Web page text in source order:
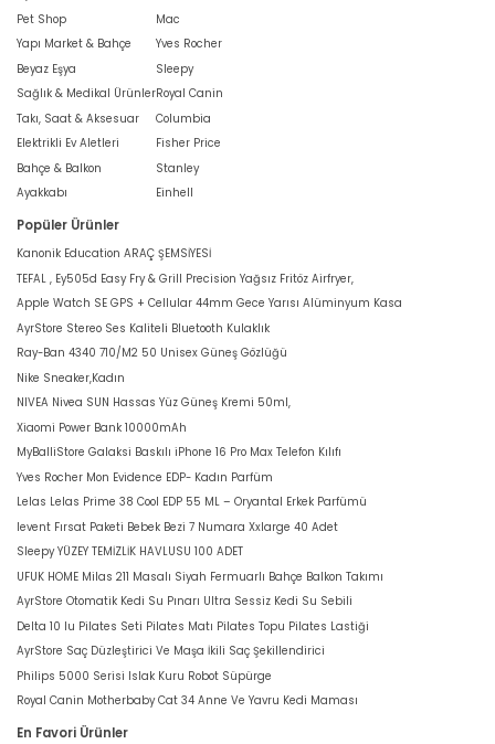
Pet Shop
Yapı Market & Bahçe
Beyaz Eşya
Sağlık & Medikal Ürünler
Takı, Saat & Aksesuar
Elektrikli Ev Aletleri
Bahçe & Balkon
Ayakkabı
Mac
Yves Rocher
Sleepy
Royal Canin
Columbia
Fisher Price
Stanley
Einhell
Popüler Ürünler
Kanonik Education ARAÇ ŞEMSİYESİ
TEFAL , Ey505d Easy Fry & Grill Precision Yağsız Fritöz Airfryer,
Apple Watch SE GPS + Cellular 44mm Gece Yarısı Alüminyum Kasa
AyrStore Stereo Ses Kaliteli Bluetooth Kulaklık
Ray-Ban 4340 710/M2 50 Unisex Güneş Gözlüğü
Nike Sneaker,Kadın
NIVEA Nivea SUN Hassas Yüz Güneş Kremi 50ml,
Xiaomi Power Bank 10000mAh
MyBalliStore Galaksi Baskılı iPhone 16 Pro Max Telefon Kılıfı
Yves Rocher Mon Evidence EDP- Kadın Parfüm
Lelas Lelas Prime 38 Cool EDP 55 ML – Oryantal Erkek Parfümü
levent Fırsat Paketi Bebek Bezi 7 Numara Xxlarge 40 Adet
Sleepy YÜZEY TEMİZLİK HAVLUSU 100 ADET
UFUK HOME Milas 211 Masalı Siyah Fermuarlı Bahçe Balkon Takımı
AyrStore Otomatik Kedi Su Pınarı Ultra Sessiz Kedi Su Sebili
Delta 10 lu Pilates Seti Pilates Matı Pilates Topu Pilates Lastiği
AyrStore Saç Düzleştirici Ve Maşa İkili Saç Şekillendirici
Philips 5000 Serisi Islak Kuru Robot Süpürge
Royal Canin Motherbaby Cat 34 Anne Ve Yavru Kedi Maması
En Favori Ürünler